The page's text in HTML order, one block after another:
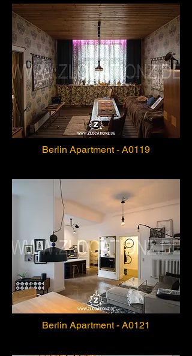
Berlin Apartment - A0119
Berlin Apartment - A0121